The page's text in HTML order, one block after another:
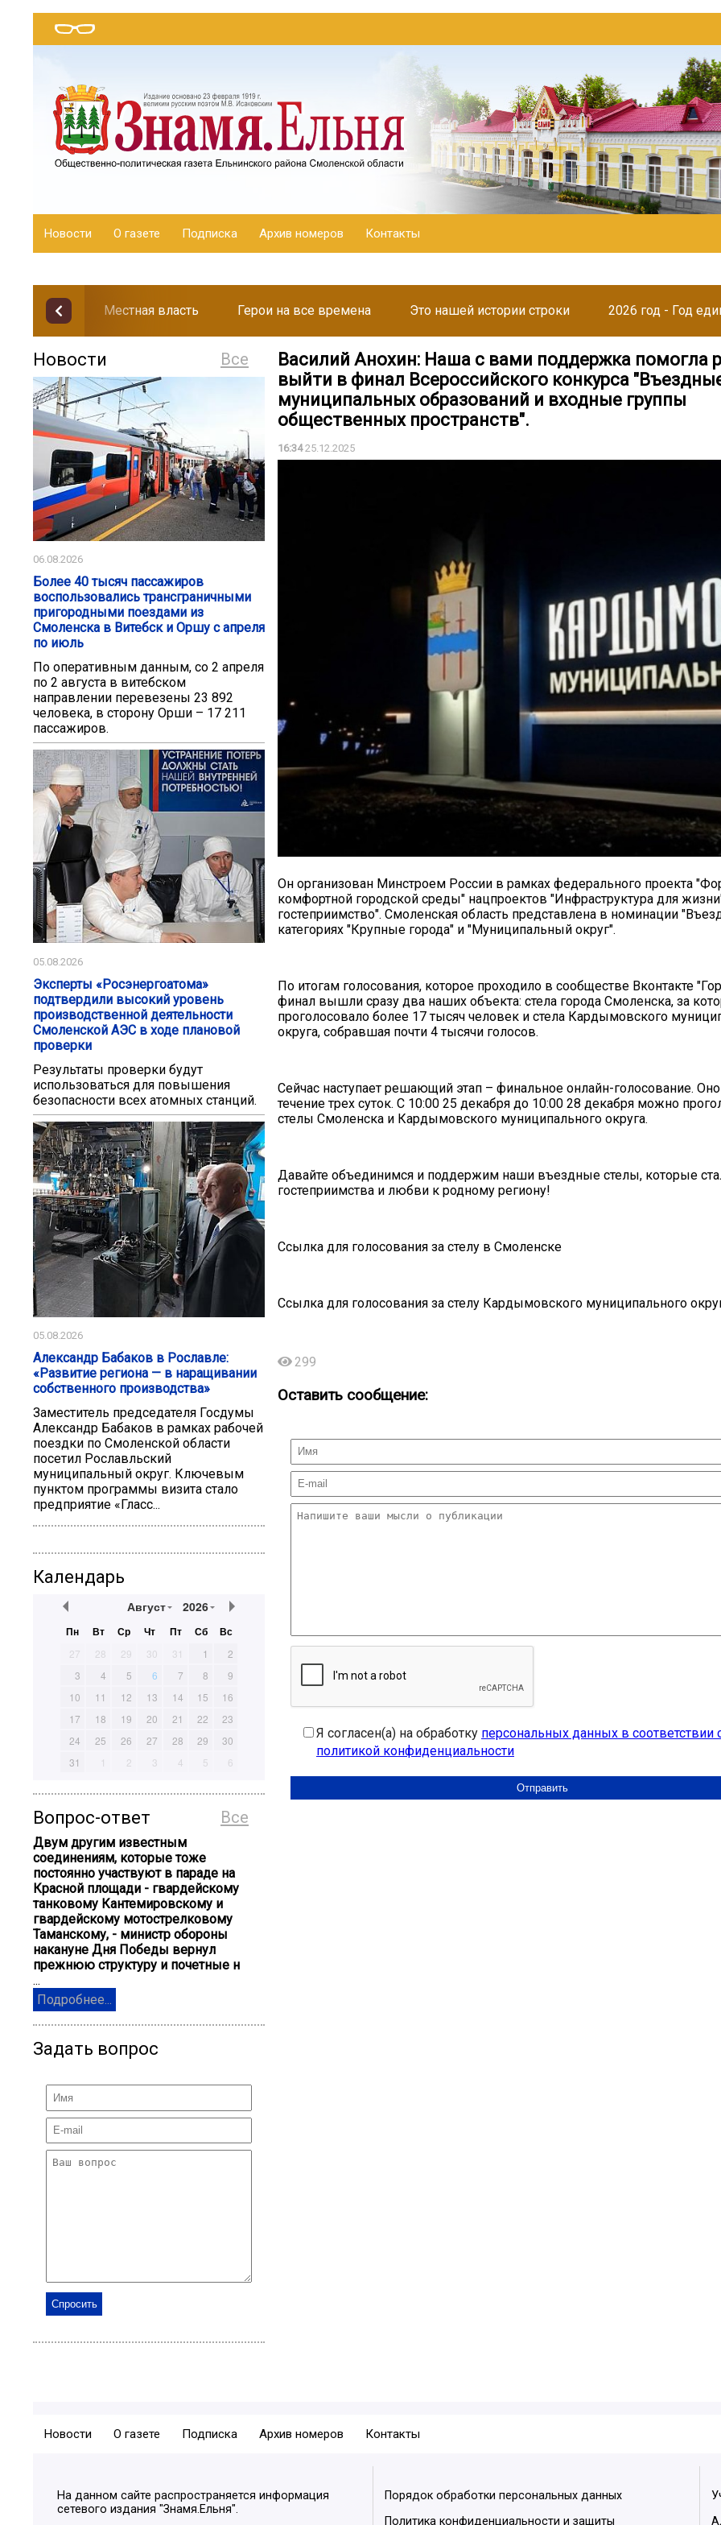
Новости О газете Подписка Архив номеров Контакты
Местная власть Герои на все времена Это нашей истории строки 2026 год - Год
Все
Новости
06.08.2026
Более 40 тысяч пассажиров
воспользовались трансграничными
пригородными поездами из
Смоленска в Витебск и Оршу с апреля
по июль
По оперативным данным, со 2 апреля
по 2 августа в витебском
направлении перевезены 23 892
человека, в сторону Орши – 17 211
пассажиров.
05.08.2026
Эксперты «Росэнергоатома»
подтвердили высокий уровень
производственной деятельности
Смоленской АЭС в ходе плановой
проверки
Результаты проверки будут
использоваться для повышения
безопасности всех атомных станций.
05.08.2026
Александр Бабаков в Рославле:
«Развитие региона — в наращивании
собственного производства»
Заместитель председателя Госдумы
Александр Бабаков в рамках рабочей
поездки по Смоленской области
посетил Рославльский
муниципальный округ. Ключевым
пунктом программы визита стало
предприятие «Гласс...
Календарь
Август 2026
Пн Вт Ср Чт Пт Сб Вс
27 28 29 30 31 1
2
3
4 5 6 7 8
9
10
11 12 13 14 15
16
17
18 19 20 21 22
23
24
25 26 27 28 29
30
31
1 2 3 4 5 6
Все
Вопрос-ответ
Двум другим известным
соединениям, которые тоже
постоянно участвуют в параде на
Красной площади - гвардейскому
танковому Кантемировскому и
гвардейскому мотострелковому
Таманскому, - министр обороны
накануне Дня Победы вернул
прежнюю структуру и почетные н
...
Подробнее...
Задать вопрос
Василий Анохин: Наша с вами поддержка помогла
выйти в финал Всероссийского конкурса
муниципальных образований и входные группы
общественных пространств".
16:3425.12.2025
Он организован Минстроем России в рамках федерального проекта
комфортной городской среды" нацпроектов "Инфраструктура для
гостеприимство". Смоленская область представлена в номинации
категориях "Крупные города" и "Муниципальный округ".
По итогам голосования, которое проходило в сообществе Вконтакте
финал вышли сразу два наших объекта: стела города Смоленска, за
проголосовало более 17 тысяч человек и стела Кардымовского
округа, собравшая почти 4 тысячи голосов.
Сейчас наступает решающий этап – финальное онлайн-голосование.
течение трех суток. С 10:00 25 декабря до 10:00 28 декабря можно
стелы Смоленска и Кардымовского муниципального округа.
Давайте объединимся и поддержим наши въездные стелы, которые
гостеприимства и любви к родному региону!
Ссылка для голосования за стелу в Смоленске
Ссылка для голосования за стелу Кардымовского муниципального
299
Оставить сообщение:
Я согласен(а) на обработку персональных данных в соответствии
политикой конфиденциальности
Новости О газете Подписка Архив номеров Контакты
На данном сайте распространяется информация
сетевого издания "Знамя.Ельня".
Порядок обработки персональных данных
Политика конфиденциальности и защиты